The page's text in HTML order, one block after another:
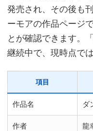
発売され、その後も
ーモアの作品ページ
とが確認できます。
継続中で、現時点で
項目
作品名 ダ
作者 龍